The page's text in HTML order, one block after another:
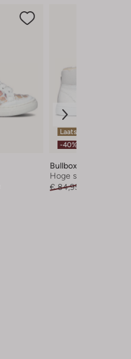
Laatste items
-40%
Bullboxer
Hoge sneakers
€ 84,95